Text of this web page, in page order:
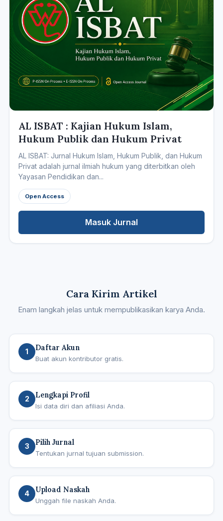
AL ISBAT : Kajian Hukum Islam,
Hukum Publik dan Hukum Privat
AL ISBAT: Jurnal Hukum Islam, Hukum Publik, dan Hukum
Privat adalah jurnal ilmiah hukum yang diterbitkan oleh
Yayasan Pendidikan dan...
Open Access
Masuk Jurnal
Cara Kirim Artikel
Enam langkah jelas untuk mempublikasikan karya Anda.
1 Daftar Akun
Buat akun kontributor gratis.
2 Lengkapi Profil
Isi data diri dan afiliasi Anda.
3 Pilih Jurnal
Tentukan jurnal tujuan submission.
4 Upload Naskah
Unggah file naskah Anda.